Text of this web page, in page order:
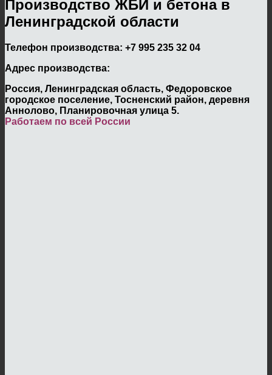
Производство ЖБИ и бетона в
Ленинградской области
Телефон производства: +7 995 235 32 04
Адрес производства:
Россия, Ленинградская область, Федоровское
городское поселение, Тосненский район, деревня
Аннолово, Планировочная улица 5.
Работаем по всей России